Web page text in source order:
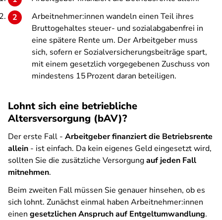
Arbeitnehmer:innen wandeln einen Teil ihres
Bruttogehaltes steuer- und sozialabgabenfrei in
eine spätere Rente um. Der Arbeitgeber muss
sich, sofern er Sozialversicherungsbeiträge spart,
mit einem gesetzlich vorgegebenen Zuschuss von
mindestens 15 Prozent daran beteiligen.
Lohnt sich eine betriebliche
Altersversorgung (bAV)?
Der erste Fall - Arbeitgeber finanziert die Betriebsrente
allein - ist einfach. Da kein eigenes Geld eingesetzt wird,
sollten Sie die zusätzliche Versorgungauf jeden Fall
mitnehmen.
Beim zweiten Fall müssen Sie genauer hinsehen, ob es
sich lohnt. Zunächst einmal haben Arbeitnehmer:innen
einen gesetzlichen Anspruch auf Entgeltumwandlung.